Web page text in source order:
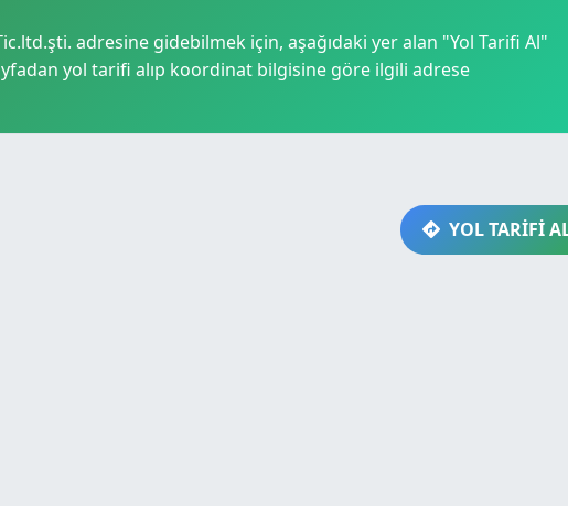
adresine gidebilmek için, aşağıdaki yer alan "Yol Tarifi Al"
yol tarifi alıp koordinat bilgisine göre ilgili adrese
YOL TARİFİ